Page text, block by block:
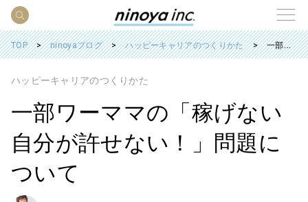
TOP ninoyaブログ ハッピーキャリアのつくりかた 一部ワーママの「稼げない自分が許せない！」問題について
ハッピーキャリアのつくりかた
一部ワーママの「稼げない
自分が許せない！」問題に
ついて